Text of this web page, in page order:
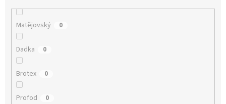
Matějovský 0
Dadka 0
Brotex 0
Profod 0